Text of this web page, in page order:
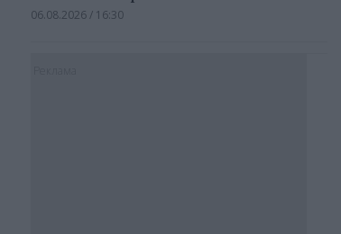
06.08.2026 / 16:30